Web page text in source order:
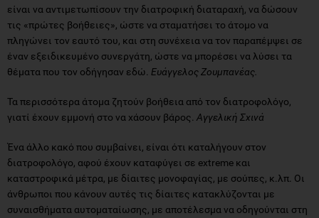
είναι να αντιμετωπίσουν την διατροφική διαταραχή, να δώσουν
τις «πρώτες βοήθειες», ώστε να σταματήσει το άτομο να
πληγώνει τον εαυτό του, και στη συνέχεια να τον παραπέμψει σε
έναν εξειδικευμένο συνεργάτη, ώστε να μπορέσει να λύσει τα
θέματα που τον οδήγησαν εδώ. Ευάγγελος Ζουμπανέας.
Τα περισσότερα άτομα ζητούν βοήθεια από τον διατροφολόγο,
γιατί έχουν εμμονή στο να χάσουν βάρος. Αγγελική Σχινά
Ένα άλλο κακό που συμβαίνει, είναι ότι καταλήγουν στον
διατροφολόγο, αφού έχουν καταφύγει σε extreme και
καταστροφικά μέτρα, με δίαιτες μονοφαγίας, με σούπες, κ.λπ. Oι
άνθρωποι που κάνουν αυτές τις δίαιτες κατακλύζονται με
συναισθήματα αυτοματαίωσης, με αποτέλεσμα να οδηγούνται στη